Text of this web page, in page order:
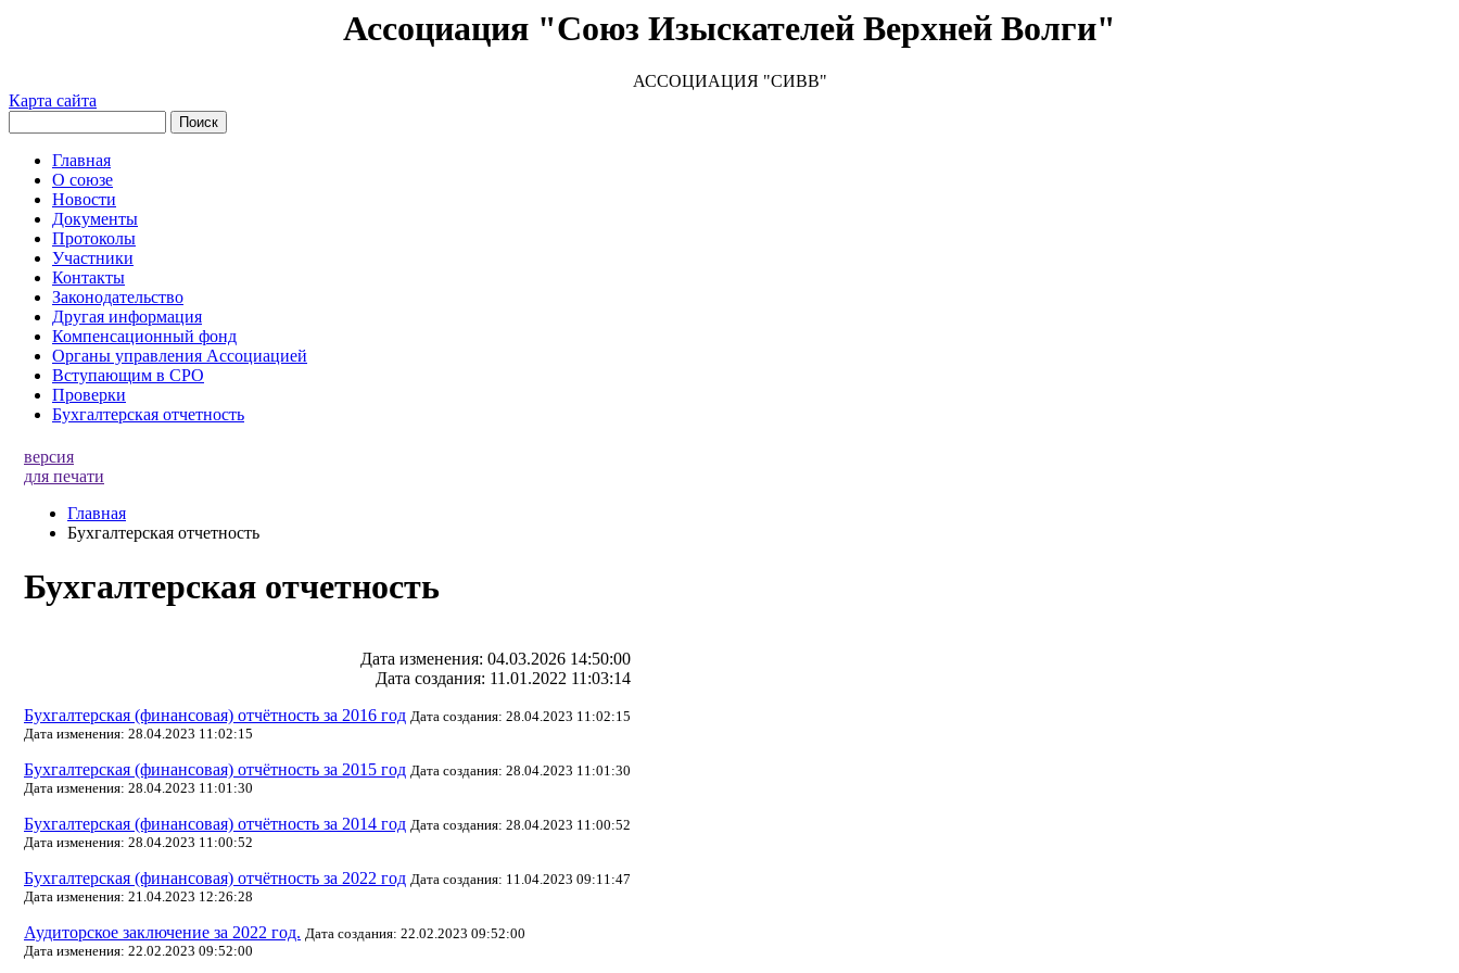
Ассоциация "Союз Изыскателей Верхней Волги"
АССОЦИАЦИЯ "СИВВ"
Карта сайта
Главная
О союзе
Новости
Документы
Протоколы
Участники
Контакты
Законодательство
Другая информация
Компенсационный фонд
Органы управления Ассоциацией
Вступающим в СРО
Проверки
Бухгалтерская отчетность
версия
для печати
Главная
Бухгалтерская отчетность
Бухгалтерская отчетность
Дата изменения: 04.03.2026 14:50:00
Дата создания: 11.01.2022 11:03:14
Бухгалтерская (финансовая) отчётность за 2016 год Дата создания: 28.04.2023 11:02:15
Дата изменения: 28.04.2023 11:02:15
Бухгалтерская (финансовая) отчётность за 2015 год Дата создания: 28.04.2023 11:01:30
Дата изменения: 28.04.2023 11:01:30
Бухгалтерская (финансовая) отчётность за 2014 год Дата создания: 28.04.2023 11:00:52
Дата изменения: 28.04.2023 11:00:52
Бухгалтерская (финансовая) отчётность за 2022 год Дата создания: 11.04.2023 09:11:47
Дата изменения: 21.04.2023 12:26:28
Аудиторское заключение за 2022 год. Дата создания: 22.02.2023 09:52:00
Дата изменения: 22.02.2023 09:52:00